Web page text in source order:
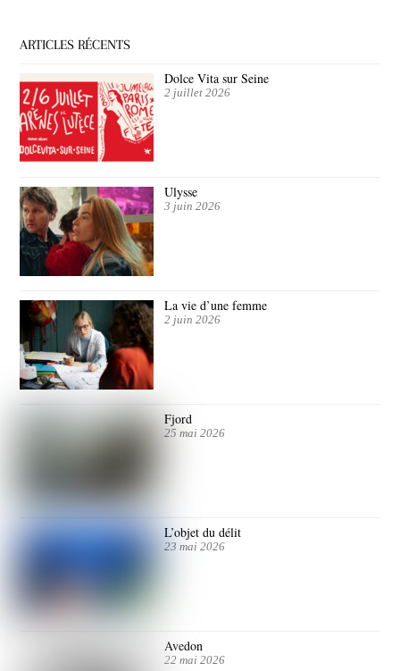
ARTICLES RÉCENTS
Dolce Vita sur Seine
2 juillet 2026
Ulysse
3 juin 2026
La vie d’une femme
2 juin 2026
Fjord
25 mai 2026
L’objet du délit
23 mai 2026
Avedon
22 mai 2026